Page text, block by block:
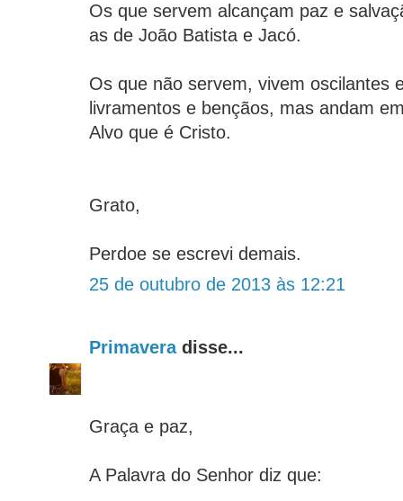
Os que servem alcançam paz e
as de João Batista e Jacó.
Os que não servem, vivem oscilantes
livramentos e bençãos, mas andam
Alvo que é Cristo.
Grato,
Perdoe se escrevi demais.
25 de outubro de 2013 às 12:21
Primaveradisse...
Graça e paz,
A Palavra do Senhor diz que: